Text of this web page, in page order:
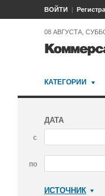
ВОЙТИ
08 АВГУСТА,
КАТЕГОРИИ
ДАТА
с
по
ИСТОЧНИК